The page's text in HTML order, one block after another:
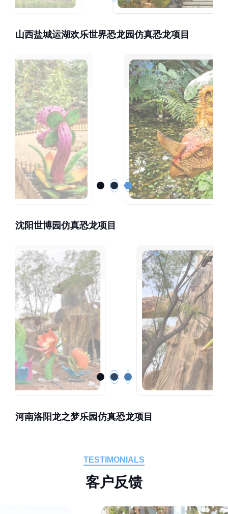
山西盐城运湖欢乐世界恐龙园仿真恐龙项目
沈阳世博园仿真恐龙项目
河南洛阳龙之梦乐园仿真恐龙项目
TESTIMONIALS
客户反馈